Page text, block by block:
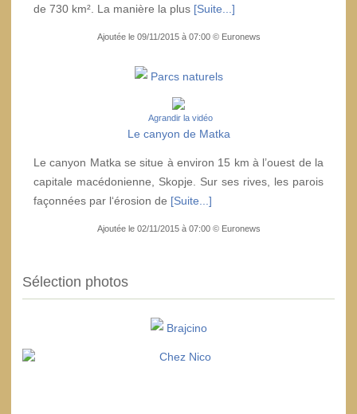
de 730 km². La manière la plus [Suite...]
Ajoutée le 09/11/2015 à 07:00 © Euronews
Parcs naturels
Agrandir la vidéo
Le canyon de Matka
Le canyon Matka se situe à environ 15 km à l’ouest de la
capitale macédonienne, Skopje. Sur ses rives, les parois
façonnées par l‘érosion de [Suite...]
Ajoutée le 02/11/2015 à 07:00 © Euronews
Sélection photos
Brajcino